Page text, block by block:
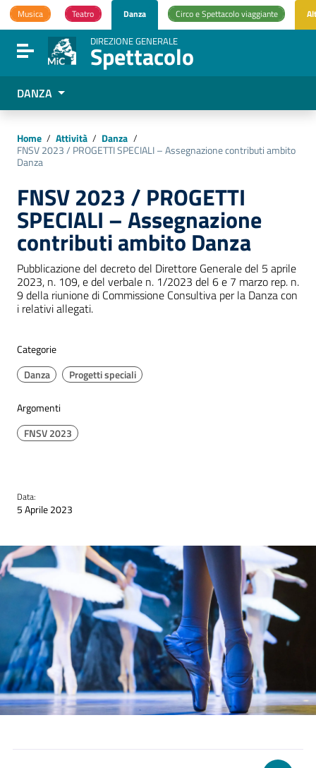
Vai ai contenuti
Vai al menu di navigazione
Vai al footer
Musica Teatro Danza Circo e Spettacolo viaggiante
Attiva / disattiva la navigazione
DIREZIONE GENERALE
Spettacolo
DANZA
Home / Attività / Danza /
FNSV 2023 / PROGETTI SPECIALI – Assegnazione contributi ambito
Danza
FNSV 2023 / PROGETTI
SPECIALI – Assegnazione
contributi ambito Danza
Pubblicazione del decreto del Direttore Generale del 5 aprile
2023, n. 109, e del verbale n. 1/2023 del 6 e 7 marzo rep. n.
9 della riunione di Commissione Consultiva per la Danza con
i relativi allegati.
Categorie
Danza
Progetti speciali
Argomenti
FNSV 2023
Data:
5 Aprile 2023